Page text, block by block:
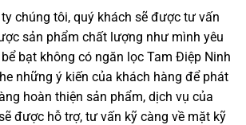
chúng tôi, quý khách sẽ được tư vấn
sản phẩm chất lượng như mình yêu
bạt không có ngăn lọc Tam Điệp Ninh
những ý kiến của khách hàng để phát
hoàn thiện sản phẩm, dịch vụ của
được hỗ trợ, tư vấn kỹ càng về mặt kỹ